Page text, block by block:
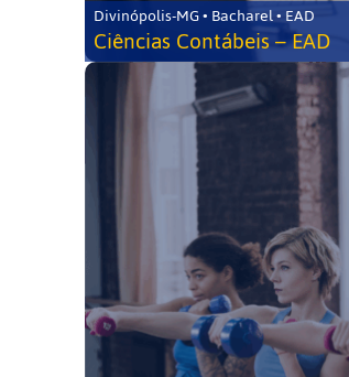
Divinópolis-MG • Bacharel • EAD
Ciências Contábeis – EAD